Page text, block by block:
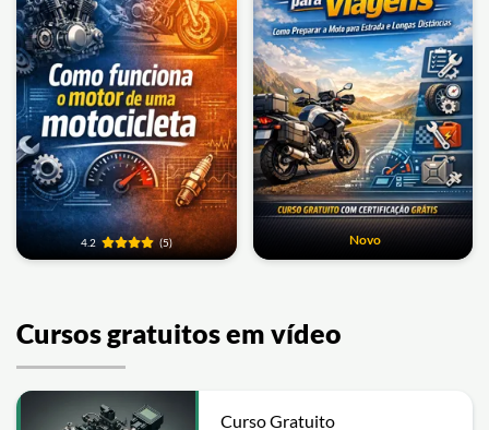
4.2 (5) Novo
Cursos gratuitos em vídeo
Curso Gratuito